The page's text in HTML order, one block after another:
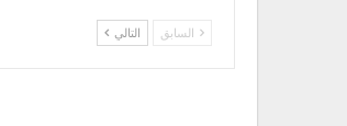
السابق التالي